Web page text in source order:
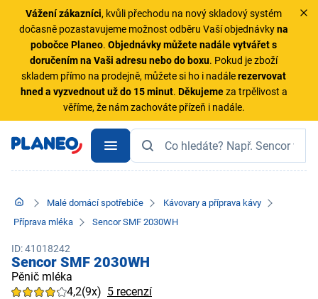
Vážení zákazníci, kvůli přechodu na nový skladový systém
dočasně pozastavujeme možnost odběru Vaší objednávkyna
pobočce Planeo.Objednávky můžete nadále vytvářet s
doručením na Vaši adresu nebo do boxu. Pokud je zboží
skladem přímo na prodejně, můžete si ho i nadálerezervovat
hned a vyzvednout už do 15 minut. Děkujemeza trpělivost a
věříme, že nám zachováte přízeň i nadále.
Malé domácí spotřebiče
Kávovary a příprava kávy
Příprava mléka
Sencor SMF 2030WH
ID: 41018242
Sencor SMF 2030WH
Pěnič mléka
4,2(9x) 5 recenzí